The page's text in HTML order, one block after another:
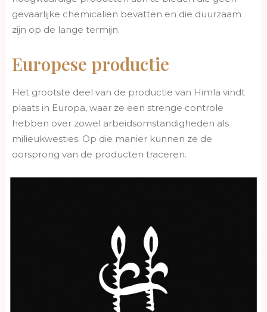
gevaarlijke chemicaliën bevatten en die duurzaam
zijn op de lange termijn.
Europese productie
Het grootste deel van de productie van Himla vindt
plaats in Europa, waar ze een strenge controle
hebben over zowel arbeidsomstandigheden als
milieukwesties. Op die manier kunnen ze de
oorsprong van de producten traceren.